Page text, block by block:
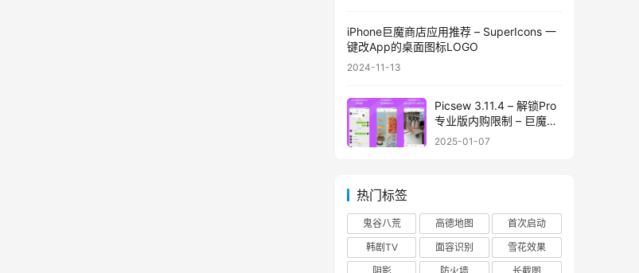
iPhone巨魔商店应用推荐 – SuperIcons 一
键改App的桌面图标LOGO
2024-11-13
Picsew 3.11.4 – 解锁Pro
专业版内购限制 – 巨魔&
自签iPA 文件下载 – 滚动
2025-01-07
热门标签
鬼谷八荒 高德地图
首次启动
韩剧TV
面容识别
雪花效果